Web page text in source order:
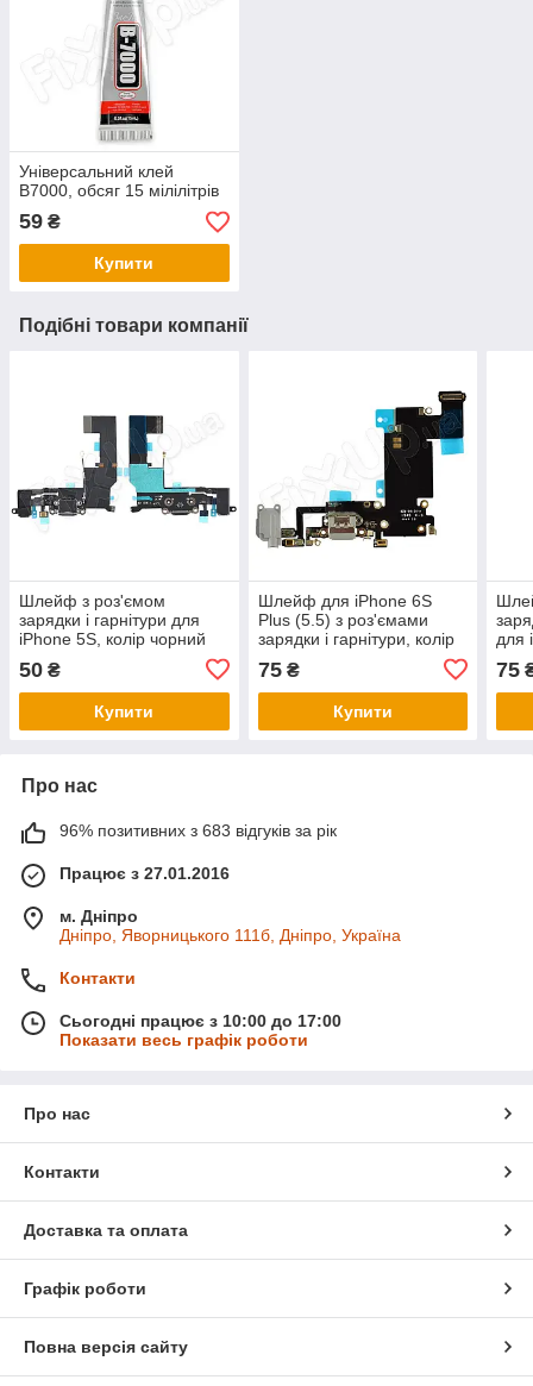
Універсальний клей
B7000, обсяг 15 мілілітрів
59 ₴
Купити
Подібні товари компанії
Шлейф з роз'ємом
зарядки і гарнітури для
iPhone 5S, колір чорний
50 ₴
Купити
Шлейф для iPhone 6S
Plus (5.5) з роз'ємами
зарядки і гарнітури, колір
сірий, Китай високої якості
75₴
Купити
для
75
Про нас
96% позитивних з 683 відгуків за рік
Працює з 27.01.2016
м. Дніпро
Дніпро, Яворницького 111б, Дніпро, Україна
Контакти
Сьогодні працює з 10:00 до 17:00
Показати весь графік роботи
Про нас
Контакти
Доставка та оплата
Графік роботи
Повна версія сайту